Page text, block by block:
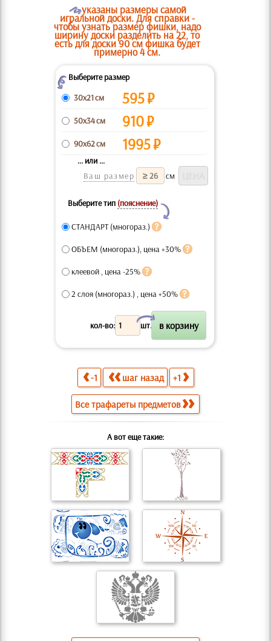
Oуказаны размеры самой
игральной доски. Для справки -
чтобы узнать размер фишки, надо
ширину доски разделить на 22, то
есть для доски 90 см фишка будет
примерно 4 см.
ZВыберите размер
30x21 см
595₽
50x34 см 910₽
90x62 см 1995₽
... или ...
Ваш размер
см
Выберите тип (пояснение)
Y
СТАНДАРТ (многораз.)
ОБЪЕМ (многораз.), цена +30%
клеевой , цена -25%
2 слоя (многораз.) , цена +50%
кол-во: шт.
X
-1 шаг назад +1
Все трафареты предметов
А вот еще такие: